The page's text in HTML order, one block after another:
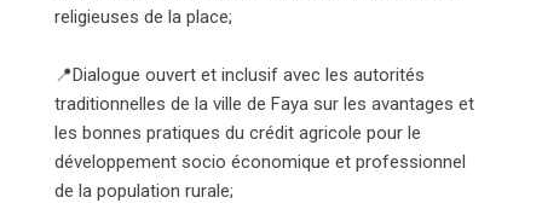
religieuses de la place;
📍Dialogue ouvert et inclusif avec les autorités
traditionnelles de la ville de Faya sur les avantages et
les bonnes pratiques du crédit agricole pour le
développement socio économique et professionnel
de la population rurale;